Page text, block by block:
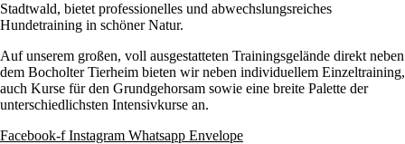
Stadtwald, bietet professionelles und abwechslungsreiches
Hundetraining in schöner Natur.
Auf unserem großen, voll ausgestatteten Trainingsgelände direkt neben
dem Bocholter Tierheim bieten wir neben individuellem Einzeltraining,
auch Kurse für den Grundgehorsam sowie eine breite Palette der
unterschiedlichsten Intensivkurse an.
Facebook-f Instagram Whatsapp Envelope